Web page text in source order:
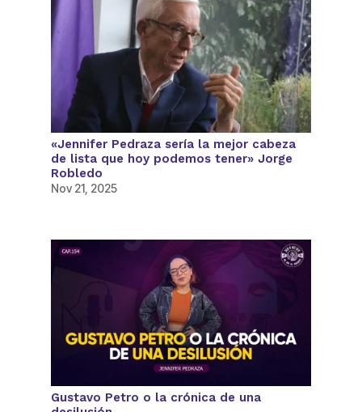
«Jennifer Pedraza sería la mejor cabeza
de lista que hoy podemos tener» Jorge
Robledo
Nov 21, 2025
Gustavo Petro o la crónica de una